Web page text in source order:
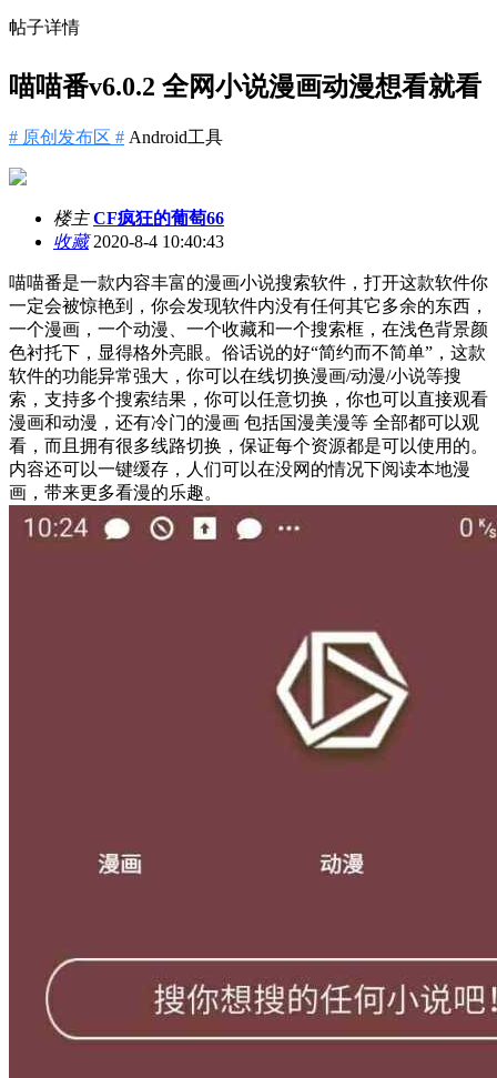
帖子详情
喵喵番v6.0.2 全网小说漫画动漫想看就看
# 原创发布区 # Android工具
楼主 CF疯狂的葡萄66
收藏2020-8-4 10:40:43
喵喵番是一款内容丰富的漫画小说搜索软件，打开这款软件你
一定会被惊艳到，你会发现软件内没有任何其它多余的东西，
一个漫画，一个动漫、一个收藏和一个搜索框，在浅色背景颜
色衬托下，显得格外亮眼。俗话说的好“简约而不简单”，这款
软件的功能异常强大，你可以在线切换漫画/动漫/小说等搜
索，支持多个搜索结果，你可以任意切换，你也可以直接观看
漫画和动漫，还有冷门的漫画 包括国漫美漫等 全部都可以观
看，而且拥有很多线路切换，保证每个资源都是可以使用的。
内容还可以一键缓存，人们可以在没网的情况下阅读本地漫
画，带来更多看漫的乐趣。